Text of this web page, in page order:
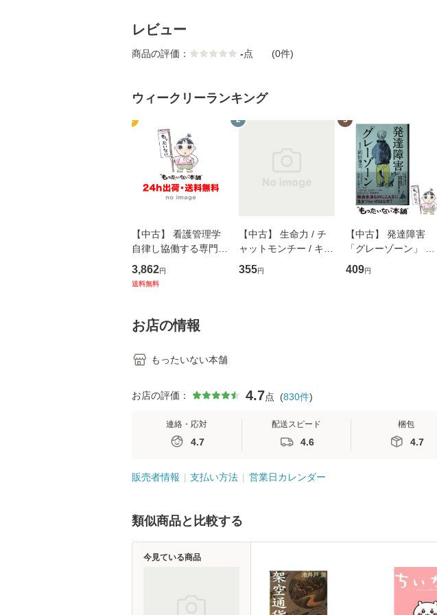
レビュー
商品の評価： -点 (0件)
ウィークリーランキング
1
【中古】 看護管理学
自律し協働する専門職
の看護マネジメントス
キル 改訂第3版 (看護
堂 [単行
3,862円
送料無料
2
【中古】 生命力 / チ
ャットモンチー / キュ
ーンレコード [CD]
【メール便送料無料】
355円
3
【中古】 発達障害
「グレーゾーン」 そ
の正しい理解と克服法
(SB新書 572) / 岡田尊
409円
お店の情報
もったいない本舗
お店の評価： 4.7点 (830件)
連絡・応対
4.7
配送スピード
4.6
梱包
4.7
販売者情報 支払い方法 営業日カレンダー
類似商品と比較する
今見ている商品